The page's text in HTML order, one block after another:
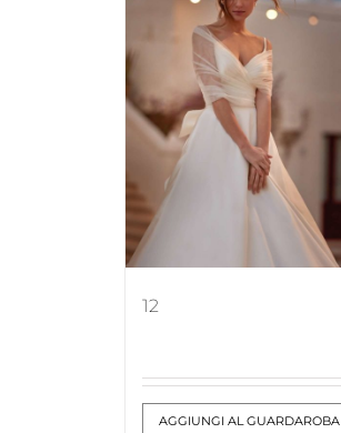
12
AGGIUNGI AL GUARDAROBA